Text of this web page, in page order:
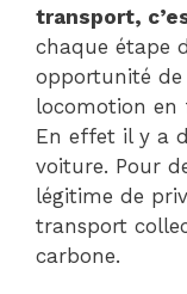
transport,
chaque étape
opportunité
locomotion en
En effet il y a
voiture. Pour
légitime de
transport
carbone.